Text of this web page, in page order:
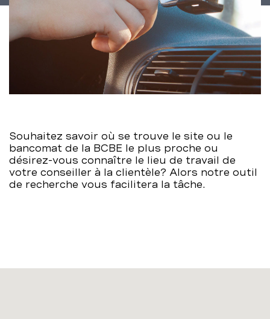
Souhaitez savoir où se trouve le site ou le
bancomat de la BCBE le plus proche ou
désirez-vous connaître le lieu de travail de
votre conseiller à la clientèle? Alors notre outil
de recherche vous facilitera la tâche.